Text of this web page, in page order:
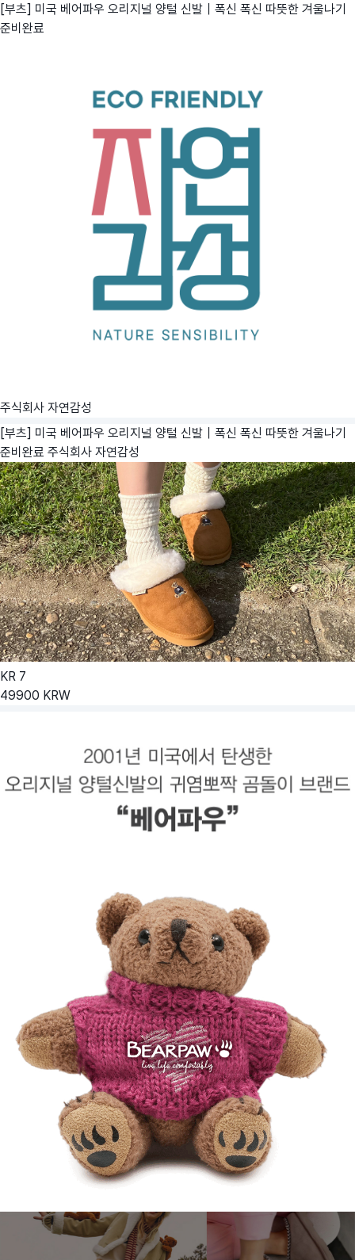
[부츠] 미국 베어파우 오리지널 양털 신발｜폭신 폭신 따뜻한 겨울나기
준비완료
주식회사 자연감성
[부츠] 미국 베어파우 오리지널 양털 신발｜폭신 폭신 따뜻한 겨울나기
준비완료 주식회사 자연감성
KR 7
49900 KRW